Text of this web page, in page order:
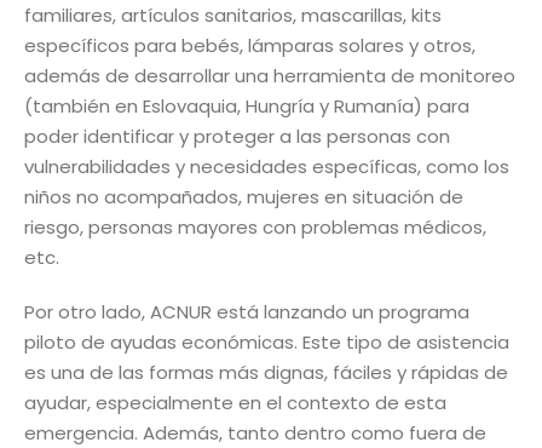
familiares, artículos sanitarios, mascarillas, kits
específicos para bebés, lámparas solares y otros,
además de desarrollar una herramienta de monitoreo
(también en Eslovaquia, Hungría y Rumanía) para
poder identificar y proteger a las personas con
vulnerabilidades y necesidades específicas, como los
niños no acompañados, mujeres en situación de
riesgo, personas mayores con problemas médicos,
etc.
Por otro lado, ACNUR está lanzando un programa
piloto de ayudas económicas. Este tipo de asistencia
es una de las formas más dignas, fáciles y rápidas de
ayudar, especialmente en el contexto de esta
emergencia. Además, tanto dentro como fuera de